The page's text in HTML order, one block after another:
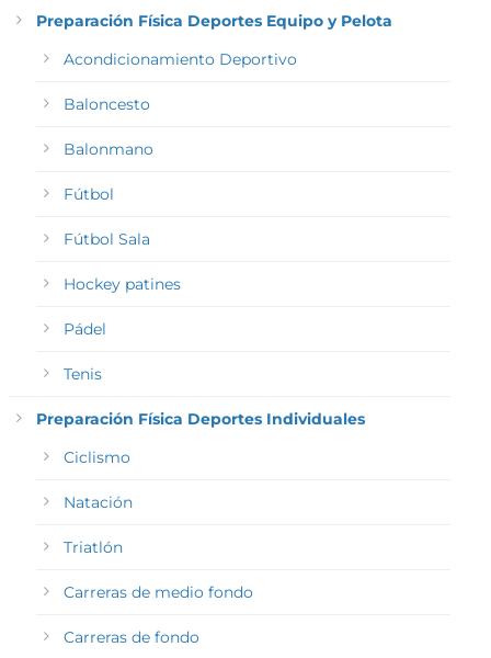
Preparación Física Deportes Equipo y Pelota
Acondicionamiento Deportivo
Baloncesto
Balonmano
Fútbol
Fútbol Sala
Hockey patines
Pádel
Tenis
Preparación Física Deportes Individuales
Ciclismo
Natación
Triatlón
Carreras de medio fondo
Carreras de fondo